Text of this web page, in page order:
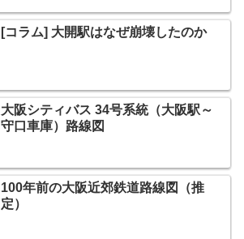
[コラム] 大開駅はなぜ崩壊したのか
大阪シティバス 34号系統（大阪駅～
守口車庫）路線図
100年前の大阪近郊鉄道路線図（推
定）